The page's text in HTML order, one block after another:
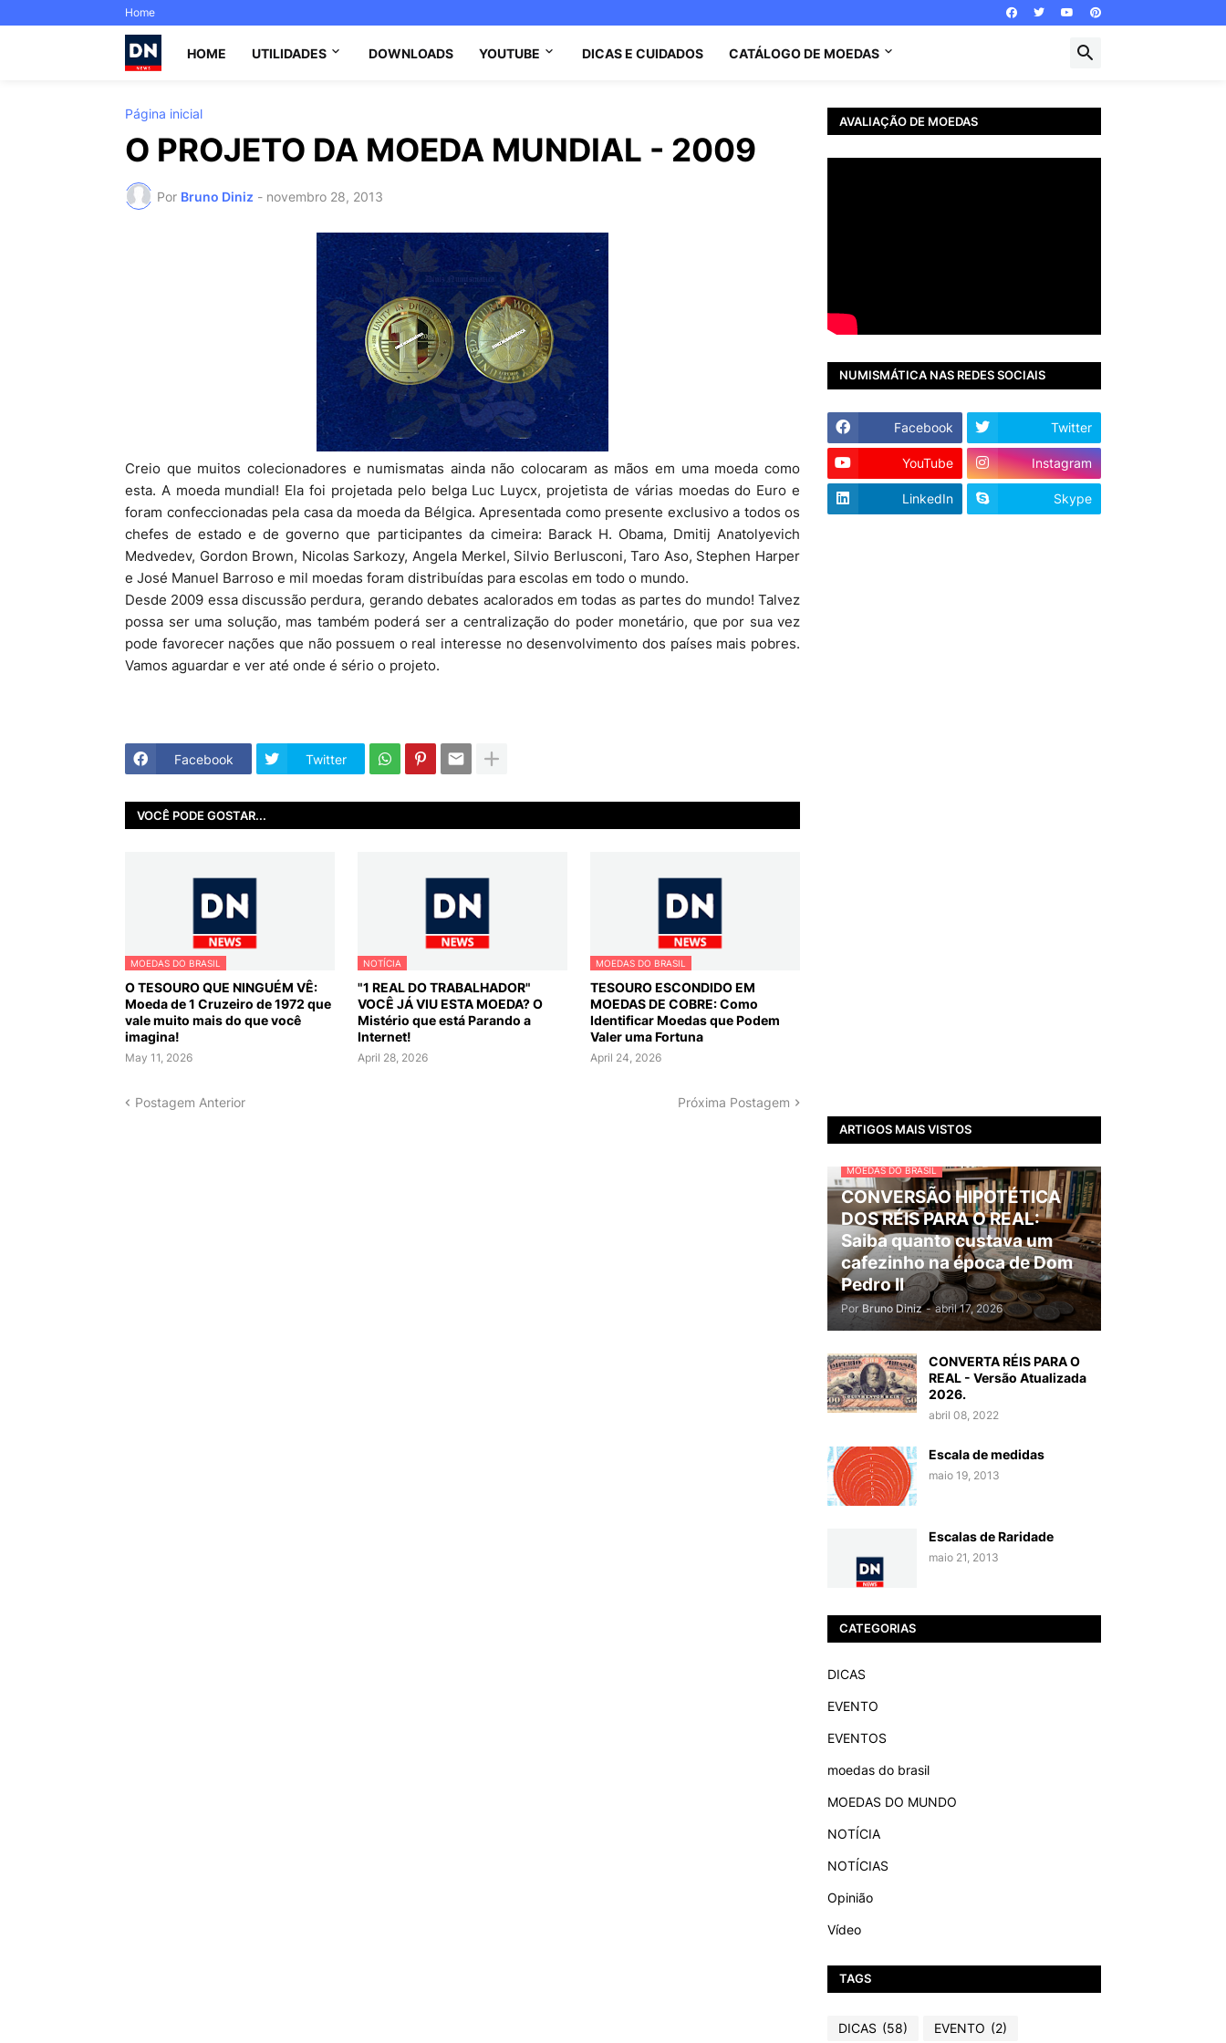
Home
HOME UTILIDADES DOWNLOADS YOUTUBE DICAS E CUIDADOS CATÁLOGO DE MOEDAS
Página inicial
O PROJETO DA MOEDA MUNDIAL - 2009
Por Bruno Diniz - novembro 28, 2013
Creio que muitos colecionadores e numismatas ainda não colocaram as mãos em uma moeda como
esta. A moeda mundial! Ela foi projetada pelo belga Luc Luycx, projetista de várias moedas do Euro e
foram confeccionadas pela casa da moeda da Bélgica. Apresentada como presente exclusivo a todos os
chefes de estado e de governo que participantes da cimeira: Barack H. Obama, Dmitij Anatolyevich
Medvedev, Gordon Brown, Nicolas Sarkozy, Angela Merkel, Silvio Berlusconi, Taro Aso, Stephen Harper
e José Manuel Barroso e mil moedas foram distribuídas para escolas em todo o mundo.
Desde 2009 essa discussão perdura, gerando debates acalorados em todas as partes do mundo! Talvez
possa ser uma solução, mas também poderá ser a centralização do poder monetário, que por sua vez
pode favorecer nações que não possuem o real interesse no desenvolvimento dos países mais pobres.
Vamos aguardar e ver até onde é sério o projeto.
Facebook Twitter
VOCÊ PODE GOSTAR...
MOEDAS DO BRASIL
O TESOURO QUE NINGUÉM VÊ:
Moeda de 1 Cruzeiro de 1972 que
vale muito mais do que você
imagina!
May 11, 2026
NOTÍCIA
"1 REAL DO TRABALHADOR"
VOCÊ JÁ VIU ESTA MOEDA? O
Mistério que está Parando a
Internet!
April 28, 2026
MOEDAS DO BRASIL
TESOURO ESCONDIDO EM
MOEDAS DE COBRE: Como
Identificar Moedas que Podem
Valer uma Fortuna
April 24, 2026
Postagem Anterior Próxima Postagem
AVALIAÇÃO DE MOEDAS
NUMISMÁTICA NAS REDES SOCIAIS
Facebook Twitter
YouTube Instagram
LinkedIn Skype
ARTIGOS MAIS VISTOS
MOEDAS DO BRASIL
CONVERSÃO HIPOTÉTICA
DOS RÉIS PARA O REAL:
Saiba quanto custava um
cafezinho na época de Dom
Pedro II
Por Bruno Diniz - abril 17, 2026
CONVERTA RÉIS PARA O
REAL - Versão Atualizada
2026.
abril 08, 2022
Escala de medidas
maio 19, 2013
Escalas de Raridade
maio 21, 2013
CATEGORIAS
DICAS
EVENTO
EVENTOS
moedas do brasil
MOEDAS DO MUNDO
NOTÍCIA
NOTÍCIAS
Opinião
Vídeo
TAGS
DICAS (58) EVENTO (2)